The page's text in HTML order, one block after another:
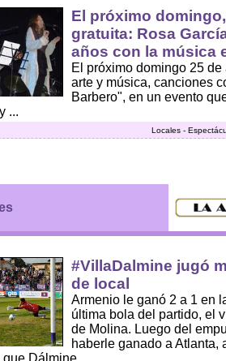
El próximo
gratuita: Rosa
años con la música
El próximo domingo 25
arte y música, canciones
Barbero", en un evento
...
Locales -
#VillaDalmine jugó
de local
Armenio le ganó 2 a 1 en
última bola del partido, el
de Molina. Luego del
haberle ganado a Atlanta,
Dálmine ...